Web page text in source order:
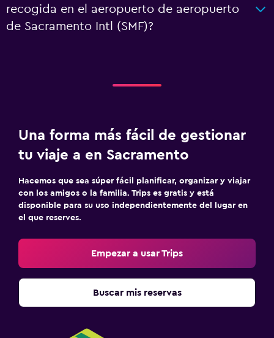
recogida en el aeropuerto de aeropuerto
de Sacramento Intl (SMF)?
Una forma más fácil de gestionar
tu viaje a en Sacramento
Hacemos que sea súper fácil planificar, organizar y viajar
con los amigos o la familia. Trips es gratis y está
disponible para su uso independientemente del lugar en
el que reserves.
Empezar a usar Trips
Buscar mis reservas